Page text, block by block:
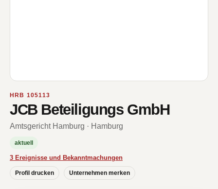
HRB 105113
JCB Beteiligungs GmbH
Amtsgericht Hamburg · Hamburg
aktuell
3 Ereignisse und Bekanntmachungen
Profil drucken Unternehmen merken